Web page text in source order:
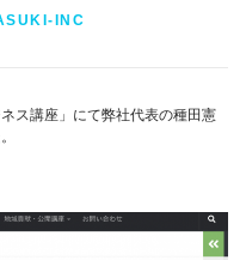
INC
ス講座」にて弊社代表の種田憲